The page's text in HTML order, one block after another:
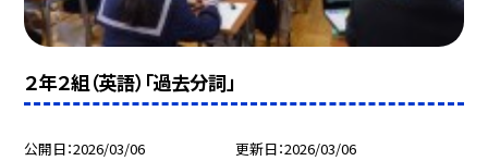
２年２組（英語）「過去分詞」
公開日 2026/03/06 更新日 2026/03/06